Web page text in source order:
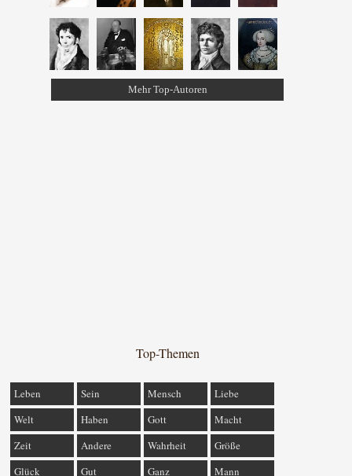
Mehr Top-Autoren
Top-Themen
Leben Sein Mensch
Liebe
Welt
Haben Gott
Macht
Zeit
Andere Wahrheit
Größe
Glück
Gut Ganz Mann